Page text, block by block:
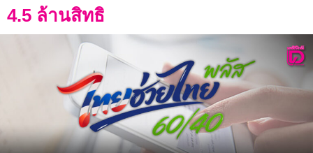
4.5 ล้านสิทธิ